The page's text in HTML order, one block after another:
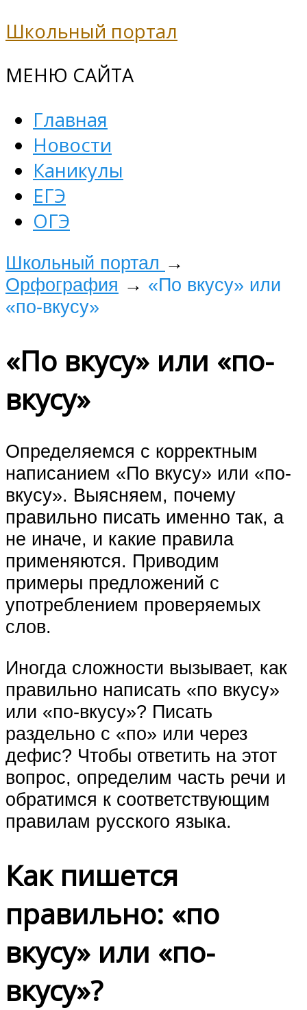
Школьный портал
МЕНЮ САЙТА
Главная
Новости
Каникулы
ЕГЭ
ОГЭ
Школьный портал →
Орфография → «По вкусу» или
«по-вкусу»
«По вкусу» или «по-
вкусу»
Определяемся с корректным
написанием «По вкусу» или «по-
вкусу». Выясняем, почему
правильно писать именно так, а
не иначе, и какие правила
применяются. Приводим
примеры предложений с
употреблением проверяемых
слов.
Иногда сложности вызывает, как
правильно написать «по вкусу»
или «по-вкусу»? Писать
раздельно с «по» или через
дефис? Чтобы ответить на этот
вопрос, определим часть речи и
обратимся к соответствующим
правилам русского языка.
Как пишется
правильно: «по
вкусу» или «по-
вкусу»?